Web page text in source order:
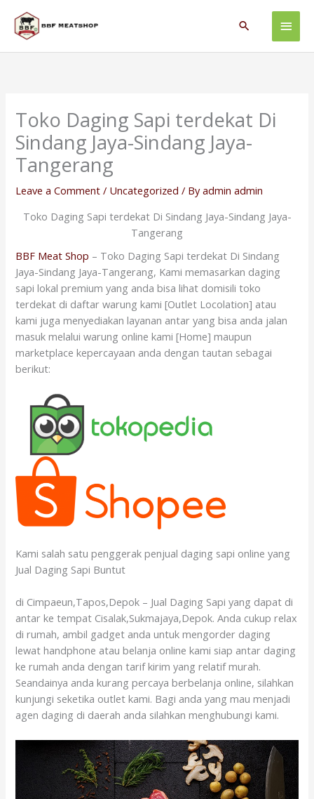
content
Main
Search
Toko Daging Sapi terdekat Di
Sindang Jaya-Sindang Jaya-
Tangerang
Leave a Comment / Uncategorized / Byadmin admin
Toko Daging Sapi terdekat Di Sindang Jaya-Sindang Jaya-
Tangerang
BBF Meat Shop – Toko Daging Sapi terdekat Di Sindang
Jaya-Sindang Jaya-Tangerang, Kami memasarkan daging
sapi lokal premium yang anda bisa lihat domisili toko
terdekat di daftar warung kami [Outlet Locolation] atau
kami juga menyediakan layanan antar yang bisa anda jalan
masuk melalui warung online kami [Home] maupun
marketplace kepercayaan anda dengan tautan sebagai
berikut:
Kami salah satu penggerak penjual daging sapi online yang
Jual Daging Sapi Buntut
di Cimpaeun,Tapos,Depok – Jual Daging Sapi yang dapat di
antar ke tempat Cisalak,Sukmajaya,Depok. Anda cukup relax
di rumah, ambil gadget anda untuk mengorder daging
lewat handphone atau belanja online kami siap antar daging
ke rumah anda dengan tarif kirim yang relatif murah.
Seandainya anda kurang percaya berbelanja online, silahkan
kunjungi seketika outlet kami. Bagi anda yang mau menjadi
agen daging di daerah anda silahkan menghubungi kami.